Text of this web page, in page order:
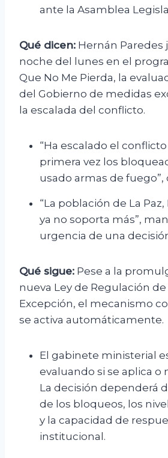
ante la Asamblea
Qué dicen: Hernán Paredes
noche del lunes en el
Que No Me Pierda, la
del Gobierno de medidas
la escalada del conflicto.
“Ha escalado el
primera vez los
usado armas de fuego”,
“La población de La
ya no soporta más”,
urgencia de una
Qué sigue: Pese a la
nueva Ley de Regulación
Excepción, el mecanismo
se activa automáticamente.
El gabinete ministerial
evaluando si se aplica o
La decisión dependerá
de los bloqueos, los
y la capacidad de
institucional.